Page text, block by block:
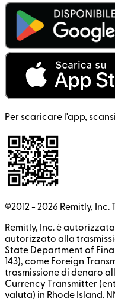
Per scaricare l'app,
©2012 - 2026 Remitly, Inc.
Remitly, Inc. è
autorizzato alla
State Department of
143), come Foreign
trasmissione di denaro
Currency Transmitter
valuta) in Rhode Island.